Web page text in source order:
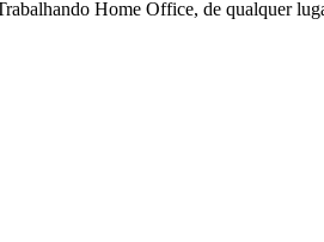
Home Office, de qualquer